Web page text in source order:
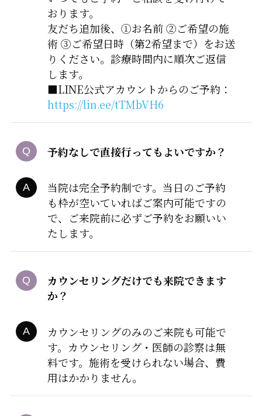
おります。
友だち追加後、①お名前 ②ご希望の施
術 ③ご希望日時（第2希望まで）をお送
りください。診療時間内に順次ご返信
します。
■LINE公式アカウントからのご予約：
https://lin.ee/tTMbVH6
予約なしで直接行ってもよいですか？
当院は完全予約制です。当日のご予約
も枠が空いていればご案内可能ですの
で、ご来院前に必ずご予約をお願いい
たします。
カウンセリングだけでも来院できます
か？
カウンセリングのみのご来院も可能で
す。カウンセリング・医師の診察は無
料です。施術を受けられない場合、費
用はかかりません。